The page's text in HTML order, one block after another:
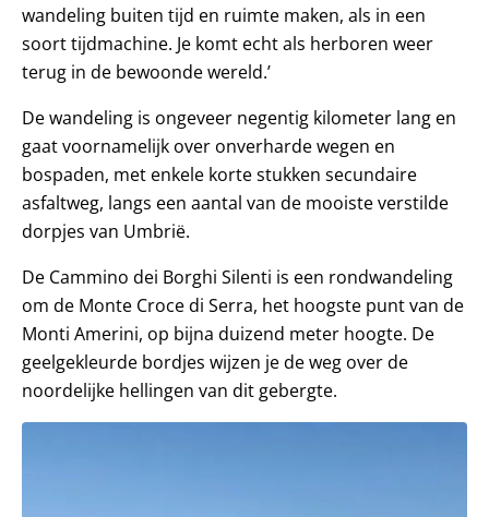
wandeling buiten tijd en ruimte maken, als in een
soort tijdmachine. Je komt echt als herboren weer
terug in de bewoonde wereld.’
De wandeling is ongeveer negentig kilometer lang en
gaat voornamelijk over onverharde wegen en
bospaden, met enkele korte stukken secundaire
asfaltweg, langs een aantal van de mooiste verstilde
dorpjes van Umbrië.
De Cammino dei Borghi Silenti is een rondwandeling
om de Monte Croce di Serra, het hoogste punt van de
Monti Amerini, op bijna duizend meter hoogte. De
geelgekleurde bordjes wijzen je de weg over de
noordelijke hellingen van dit gebergte.